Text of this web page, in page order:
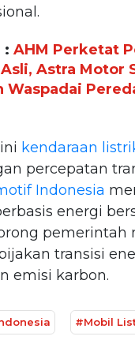
: AHM Perketat
Astra Motor
Waspadai
kendaraan
percepatan
Indonesia
energi
pemerintah
transisi
emisi karbon.
#Mobil